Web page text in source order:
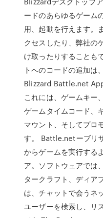
ードのあらゆるゲーム
用、起動を行えます。
クセスしたり、弊社の
け取ったりすることも
トへのコードの追加は
Blizzard Battle.net
これには、ゲームキー
ゲームタイムコード、
マウント、そしてプロ
す。 Battle.netーブリ
からゲームを実行する
ア。ソフトウェアで
タークラフト、ディ
は、チャットで会うネ
ユーザーを検索し、リ